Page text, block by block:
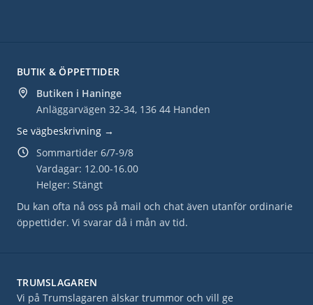
BUTIK & ÖPPETTIDER
Butiken i Haninge
Anläggarvägen 32-34, 136 44 Handen
Se vägbeskrivning →
Sommartider 6/7-9/8
Vardagar: 12.00-16.00
Helger: Stängt
Du kan ofta nå oss på mail och chat även utanför ordinarie
öppettider. Vi svarar då i mån av tid.
TRUMSLAGAREN
Vi på Trumslagaren älskar trummor och vill ge